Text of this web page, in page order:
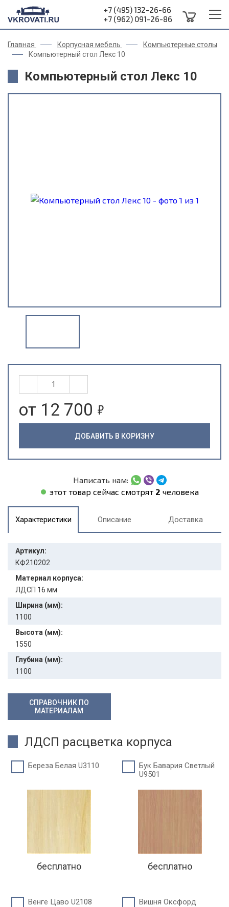
+7 (495) 132-26-66
+7 (962) 091-26-86
Главная Корпусная мебель
Компьютерные столы
Компьютерный стол Лекс 10
Компьютерный стол Лекс 10
от 12 700 5
ДОБАВИТЬ В КОРИЗНУ
Написать нам:
этот товар сейчас смотрят 2 человека
Характеристики Описание Доставка
Артикул:
КФ210202
Материал корпуса:
ЛДСП 16 мм
Ширина (мм):
1100
Высота (мм):
1550
Глубина (мм):
1100
СПРАВОЧНИК ПО
МАТЕРИАЛАМ
ЛДСП расцветка корпуса
Береза Белая U3110
бесплатно
Бук Бавария Светлый
U9501
бесплатно
Венге Цаво U2108
Вишня Оксфорд